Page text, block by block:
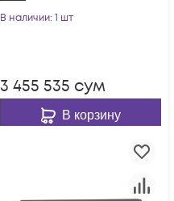
В наличии: 1 шт
3 455 535 сум
В корзину